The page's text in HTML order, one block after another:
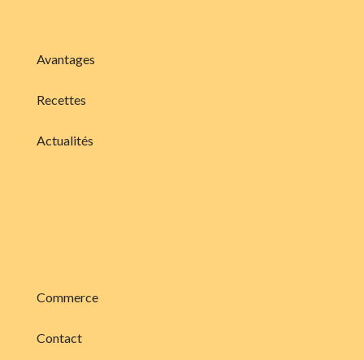
Avantages
Recettes
Actualités
Commerce
Contact